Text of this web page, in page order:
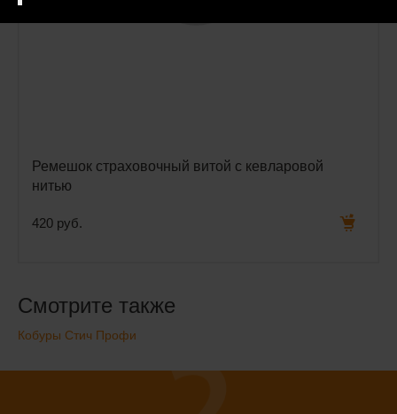
Ремешок страховочный витой с кевларовой
нитью
420 руб.
Смотрите также
Кобуры Стич Профи